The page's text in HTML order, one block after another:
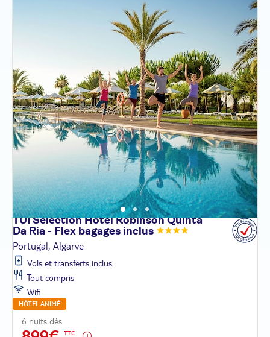
TUI Sélection Hôtel Robinson Quinta
Da Ria - Flex bagages inclus
Portugal, Algarve
Vols et transferts inclus
Tout compris
Wifi
HÔTEL ANIMÉ
6 nuits dès
TTC